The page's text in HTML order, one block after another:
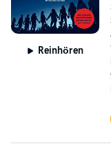
Reinhören